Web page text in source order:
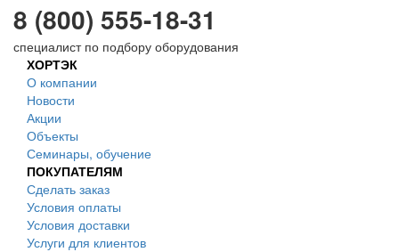
8 (800) 555-18-31
специалист по подбору оборудования
ХОРТЭК
О компании
Новости
Акции
Объекты
Семинары, обучение
ПОКУПАТЕЛЯМ
Сделать заказ
Условия оплаты
Условия доставки
Услуги для клиентов